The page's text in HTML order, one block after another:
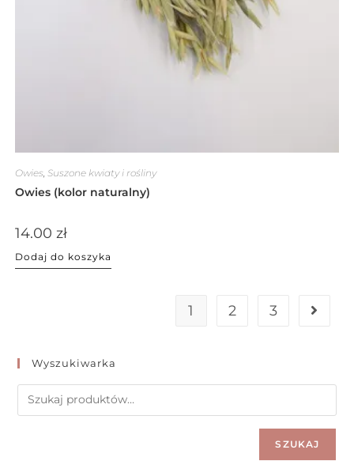
Owies, Suszone kwiaty i rośliny
Owies (kolor naturalny)
14.00 zł
Dodaj do koszyka
1 2 3
Wyszukiwarka
SZUKAJ